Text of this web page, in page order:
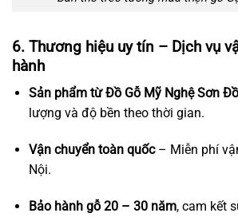
6. Thương hiệu uy tín – Dịch vụ
hành
Sản phẩm từ Đồ Gỗ Mỹ Nghệ Sơn
lượng và độ bền theo thời gian.
Vận chuyển toàn quốc– Miễn phí
Nội.
Bảo hành gỗ 20 – 30 năm, cam kết